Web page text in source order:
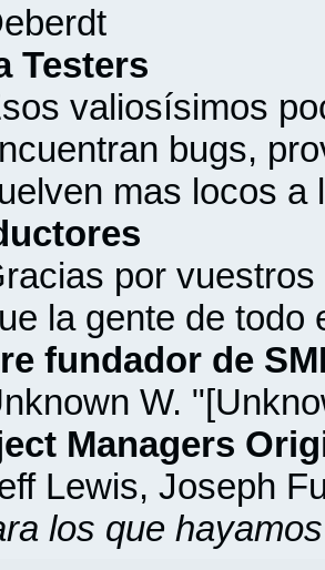
Testers
valiosísimos
bugs,
mas locos a
por
la gente de todo
fundador de
W.
Managers
Lewis, Joseph
los que